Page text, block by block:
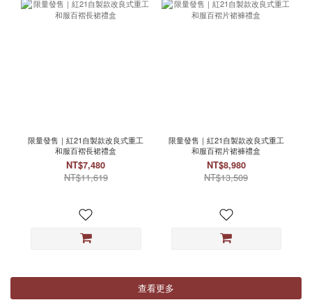
限量發售｜紅21自製款改良式重工
和服百褶長裙禮盒
NT$7,480
NT$11,619
限量發售｜紅21自製款改良式重工
和服百褶片裙褲禮盒
NT$8,980
NT$13,509
查看更多